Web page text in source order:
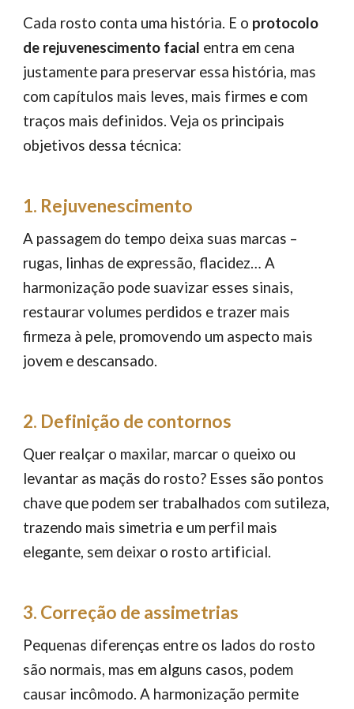
Cada rosto conta uma história. E o protocolo
de rejuvenescimento facial entra em cena
justamente para preservar essa história, mas
com capítulos mais leves, mais firmes e com
traços mais definidos. Veja os principais
objetivos dessa técnica:
1. Rejuvenescimento
A passagem do tempo deixa suas marcas –
rugas, linhas de expressão, flacidez… A
harmonização pode suavizar esses sinais,
restaurar volumes perdidos e trazer mais
firmeza à pele, promovendo um aspecto mais
jovem e descansado.
2. Definição de contornos
Quer realçar o maxilar, marcar o queixo ou
levantar as maçãs do rosto? Esses são pontos
chave que podem ser trabalhados com sutileza,
trazendo mais simetria e um perfil mais
elegante, sem deixar o rosto artificial.
3. Correção de assimetrias
Pequenas diferenças entre os lados do rosto
são normais, mas em alguns casos, podem
causar incômodo. A harmonização permite